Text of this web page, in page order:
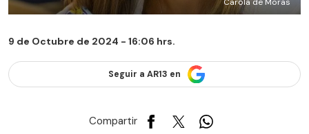
Carola de Moras
9 de Octubre de 2024 - 16:06 hrs.
Seguir a AR13 en
Compartir